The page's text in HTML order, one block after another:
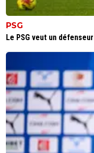
PSG
Le PSG veut un